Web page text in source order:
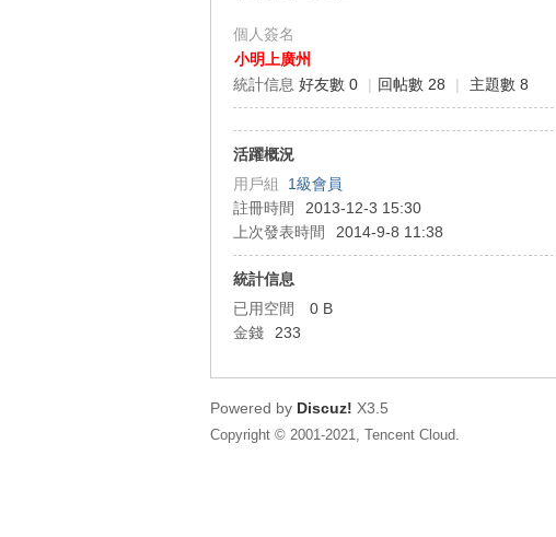
個人簽名
小明上廣州
統計信息 好友數 0 | 回帖數 28 | 主題數 8
活躍概況
用戶組 1級會員
註冊時間
2013-12-3 15:30
上次發表時間
2014-9-8 11:38
統計信息
已用空間
0 B
金錢
233
Powered by Discuz! X3.5
Copyright © 2001-2021, Tencent Cloud.